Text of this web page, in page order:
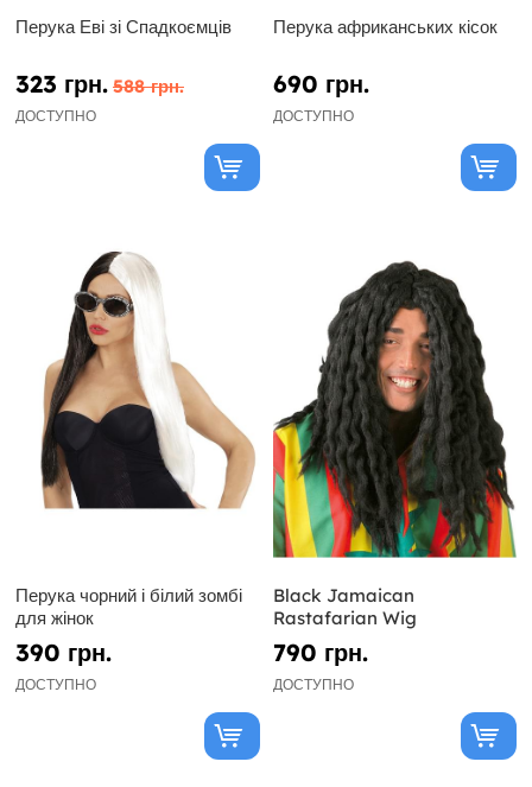
Перука Еві зі Спадкоємців
323 грн. 588 грн.
ДОСТУПНО
Перука африканських кісок
690 грн.
ДОСТУПНО
Перука чорний і білий зомбі
для жінок
390 грн.
ДОСТУПНО
Black Jamaican
Rastafarian Wig
790 грн.
ДОСТУПНО